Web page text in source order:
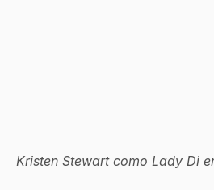
Kristen Stewart como Lady Di